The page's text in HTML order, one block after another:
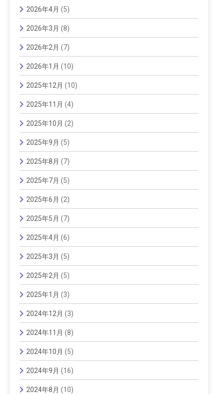
2026年4月 (5)
2026年3月 (8)
2026年2月 (7)
2026年1月 (10)
2025年12月 (10)
2025年11月 (4)
2025年10月 (2)
2025年9月 (5)
2025年8月 (7)
2025年7月 (5)
2025年6月 (2)
2025年5月 (7)
2025年4月 (6)
2025年3月 (5)
2025年2月 (5)
2025年1月 (3)
2024年12月 (3)
2024年11月 (8)
2024年10月 (5)
2024年9月 (16)
2024年8月 (10)